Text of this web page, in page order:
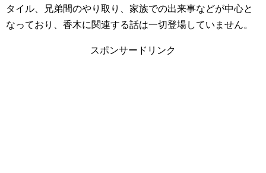
タイル、兄弟間のやり取り、家族での出来事などが中心と
なっており、香木に関連する話は一切登場していません。
スポンサードリンク